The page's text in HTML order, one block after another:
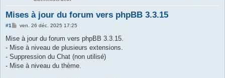
Mises à jour du forum vers phpBB 3.3.15
#1
M
s
a
g
e
ven. 26 déc. 2025 17:25
Mise à jour du forum vers phpBB 3.3.15.
- Mise à niveau de plusieurs extensions.
- Suppression du Chat (non utilisé)
- Mise à niveau du thème.